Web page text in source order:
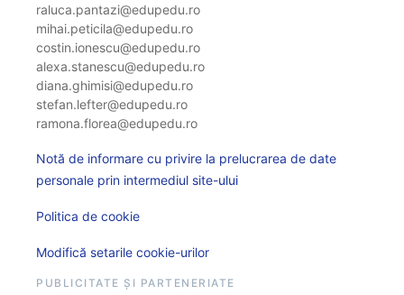
raluca.pantazi@edupedu.ro
mihai.peticila@edupedu.ro
costin.ionescu@edupedu.ro
alexa.stanescu@edupedu.ro
diana.ghimisi@edupedu.ro
stefan.lefter@edupedu.ro
ramona.florea@edupedu.ro
Notă de informare cu privire la prelucrarea de date
personale prin intermediul site-ului
Politica de cookie
Modifică setarile cookie-urilor
PUBLICITATE ȘI PARTENERIATE